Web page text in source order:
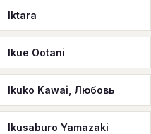
Iktara
Ikue Ootani
Ikuko Kawai, Любовь
Ikusaburo Yamazaki